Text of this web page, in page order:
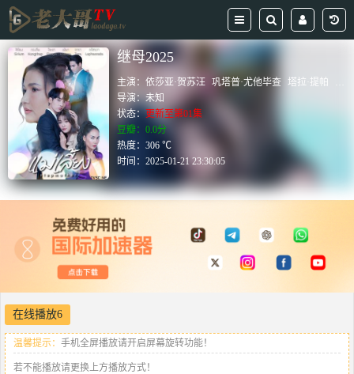
继母2025
主演：依莎亚·贺苏汪 巩塔普·尤他毕查 塔拉·提帕
导演：未知
状态：更新至第01集
豆瓣：0.0分
热度：306 ℃
时间：2025-01-21 23:30:05
在线播放6
温馨提示： 手机全屏播放请开启屏幕旋转功能！
若不能播放请更换上方播放方式！